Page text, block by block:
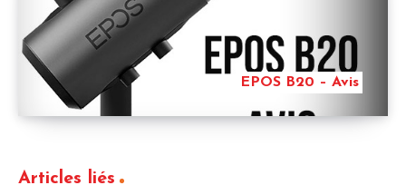
EPOS B20 – Avis
Articles liés